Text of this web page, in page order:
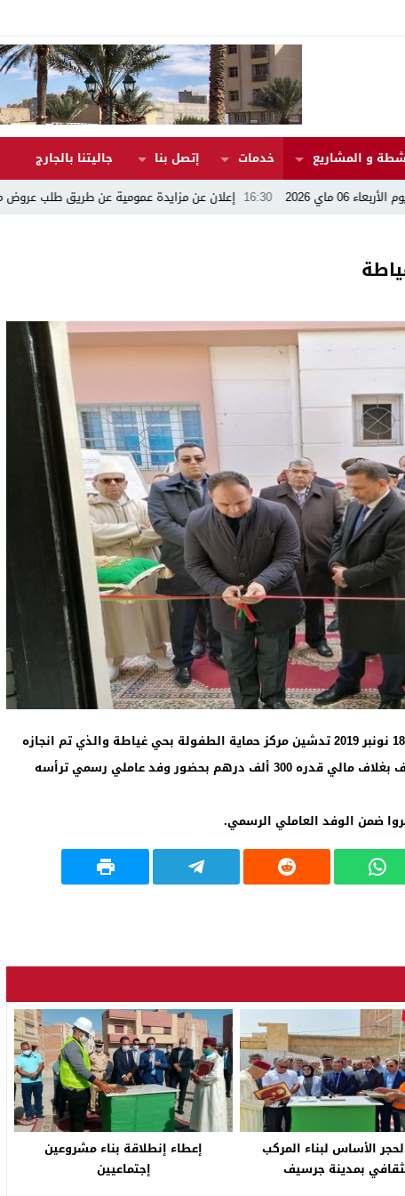
و المشاريع خدمات إتصل بنا
جاليتنا بالجارج
16:30 إعلان عن مزايدة عمومية عن طريق طلب عروض مفتوح رقم 17/2026
بمناسبة عيد الاستقلال المجيد تم صباح اليوم الإثنين 18 نونبر 2019 تدشين مركز حماية الطفولة بحي غياطة والذي تم انجازه
من طرف المندوبية الإقليمية للتعاون الوطني بجرسيف بغلاف مالي قدره 300 ألف درهم بحضور وفد عاملي رسمي ترأسه
ضمن الوفد العاملي الرسمي.
الأساس لبناء المركب
بمدينة جرسيف
إعطاء إنطلاقة بناء مشروعين
إجتماعيين